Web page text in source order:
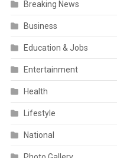
Breaking News
Business
Education & Jobs
Entertainment
Health
Lifestyle
National